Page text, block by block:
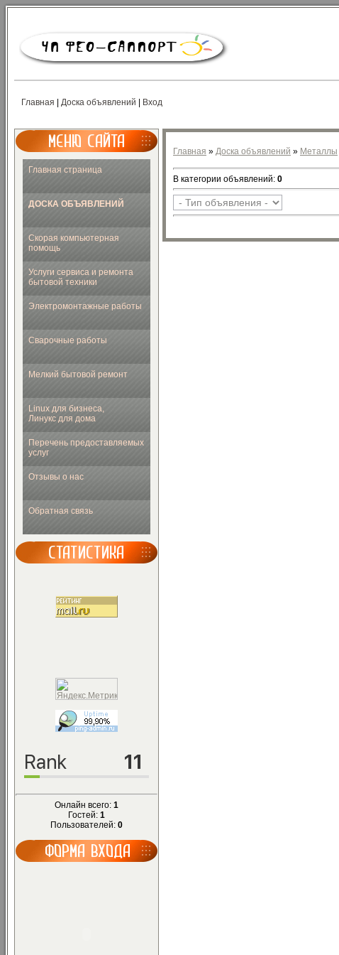
Главная Доска объявлений Вход
Главная страница
ДОСКА ОБЪЯВЛЕНИЙ
Скорая компьютерная
помощь
Услуги сервиса и ремонта
бытовой техники
Электромонтажные работы
Сварочные работы
Мелкий бытовой ремонт
Linux для бизнеса,
Линукс для дома
Перечень предоставляемых
услуг
Отзывы о нас
Обратная связь
Онлайн всего: 1
Гостей: 1
Пользователей: 0
Главная » Доска объявлений » Металлы
В категории объявлений: 0